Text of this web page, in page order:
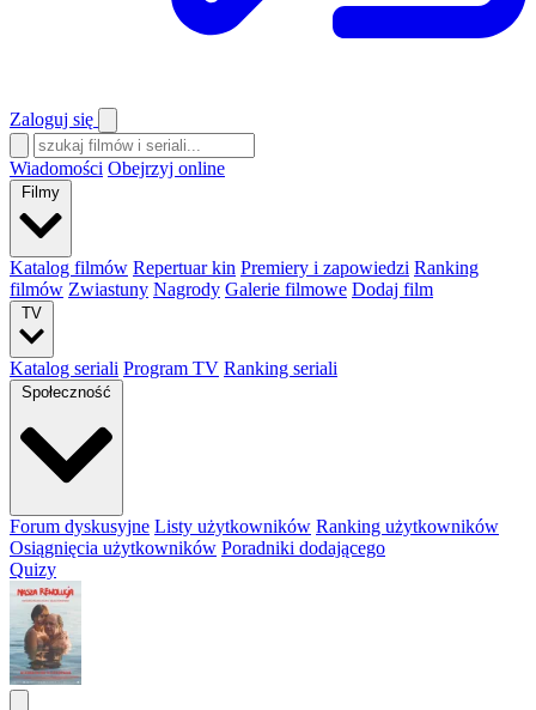
Zaloguj się
Wiadomości Obejrzyj online
Filmy
Katalog filmów Repertuar kin Premiery i zapowiedzi Ranking
filmów Zwiastuny Nagrody Galerie filmowe Dodaj film
TV
Katalog seriali Program TV Ranking seriali
Społeczność
Forum dyskusyjne Listy użytkowników Ranking użytkowników
Osiągnięcia użytkowników Poradniki dodającego
Quizy